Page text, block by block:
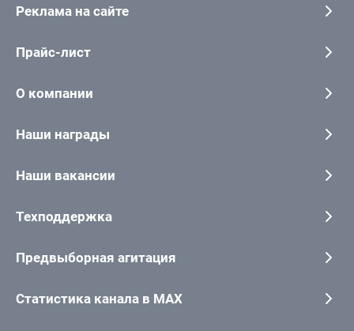
Реклама на сайте
Прайс-лист
О компании
Наши награды
Наши вакансии
Техподдержка
Предвыборная агитация
Статистика канала в MAX